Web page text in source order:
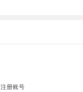
注册账号